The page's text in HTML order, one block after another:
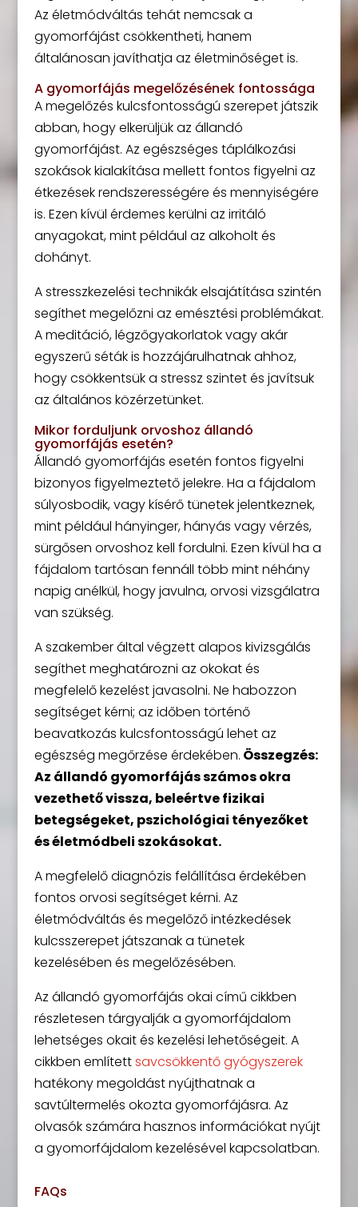
Az életmódváltás tehát nemcsak a
gyomorfájást csökkentheti, hanem
általánosan javíthatja az életminőséget is.
A gyomorfájás megelőzésének fontossága
A megelőzés kulcsfontosságú szerepet játszik
abban, hogy elkerüljük az állandó
gyomorfájást. Az egészséges táplálkozási
szokások kialakítása mellett fontos figyelni az
étkezések rendszerességére és mennyiségére
is. Ezen kívül érdemes kerülni az irritáló
anyagokat, mint például az alkoholt és
dohányt.
A stresszkezelési technikák elsajátítása szintén
segíthet megelőzni az emésztési problémákat.
A meditáció, légzőgyakorlatok vagy akár
egyszerű séták is hozzájárulhatnak ahhoz,
hogy csökkentsük a stressz szintet és javítsuk
az általános közérzetünket.
Mikor forduljunk orvoshoz állandó
gyomorfájás esetén?
Állandó gyomorfájás esetén fontos figyelni
bizonyos figyelmeztető jelekre. Ha a fájdalom
súlyosbodik, vagy kísérő tünetek jelentkeznek,
mint például hányinger, hányás vagy vérzés,
sürgősen orvoshoz kell fordulni. Ezen kívül ha a
fájdalom tartósan fennáll több mint néhány
napig anélkül, hogy javulna, orvosi vizsgálatra
van szükség.
A szakember által végzett alapos kivizsgálás
segíthet meghatározni az okokat és
megfelelő kezelést javasolni. Ne habozzon
segítséget kérni; az időben történő
beavatkozás kulcsfontosságú lehet az
egészség megőrzése érdekében. Összegzés:
Az állandó gyomorfájás számos okra
vezethető vissza, beleértve fizikai
betegségeket, pszichológiai tényezőket
és életmódbeli szokásokat.
A megfelelő diagnózis felállítása érdekében
fontos orvosi segítséget kérni. Az
életmódváltás és megelőző intézkedések
kulcsszerepet játszanak a tünetek
kezelésében és megelőzésében.
Az állandó gyomorfájás okai című cikkben
részletesen tárgyalják a gyomorfájdalom
lehetséges okait és kezelési lehetőségeit. A
cikkben említettsavcsökkentő gyógyszerek
hatékony megoldást nyújthatnak a
savtúltermelés okozta gyomorfájásra. Az
olvasók számára hasznos információkat nyújt
a gyomorfájdalom kezelésével kapcsolatban.
FAQs